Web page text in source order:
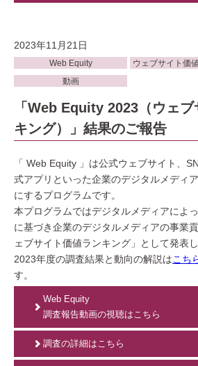
2023年11月21日
Web Equity
ウェブサイト価
動画
「Web Equity 2023（ウェ
キング）」結果のご報告
「 Web Equity 」は公式ウェブサイト、
式アプリといった企業のデジタルメディ
にするプログラムです。
本プログラムではデジタルメディアによ
に基づき企業のデジタルメディアの事業
ェブサイト価値ランキング」として発表し
2023年度の調査結果と動向の解説はこち
す。
Web Equity
調査報告動画の視聴はこちら
調査の詳細はこちら